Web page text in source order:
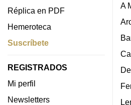
Réplica en PDF
Hemeroteca
Suscríbete
REGISTRADOS
Mi perfil
Newsletters
A